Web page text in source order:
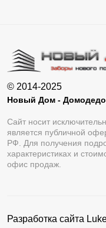
© 2014-2025
Новый Дом -
Сайт носит
является публичной
РФ. Для получения
характеристиках и
офис продаж.
Разработка сайта